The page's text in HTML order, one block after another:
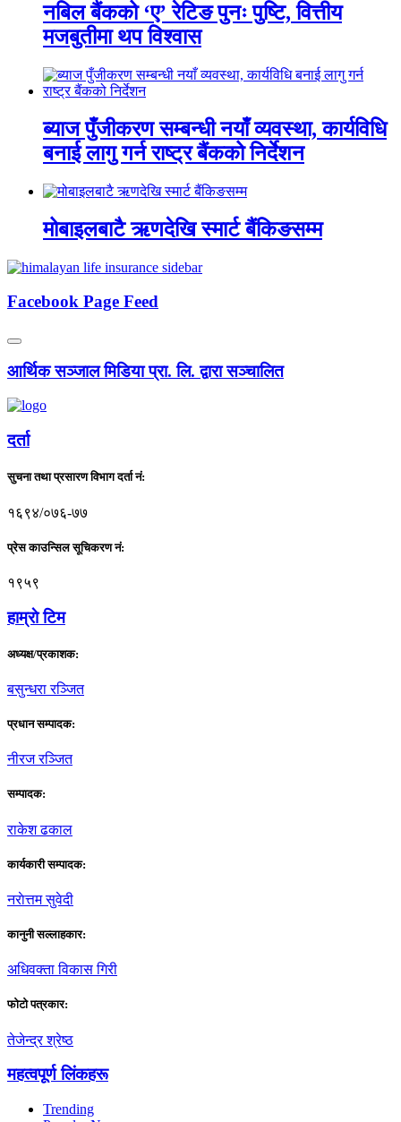
नबिल बैंकको ‘ए’ रेटिङ पुनः पुष्टि, वित्तीय
मजबुतीमा थप विश्वास
ब्याज पुँजीकरण सम्बन्धी नयाँ व्यवस्था, कार्यविधि
बनाई लागु गर्न राष्ट्र बैंकको निर्देशन
मोबाइलबाटै ऋणदेखि स्मार्ट बैंकिङसम्म
Facebook Page Feed
आर्थिक सञ्जाल मिडिया प्रा. लि. द्वारा सञ्चालित
दर्ता
सुचना तथा प्रसारण विभाग दर्ता नं:
१६९४/०७६-७७
प्रेस काउन्सिल सूचिकरण नं:
१९५९
हाम्राे टिम
अध्यक्ष/प्रकाशक:
बसुन्धरा रञ्जित
प्रधान सम्पादक:
नीरज रञ्जित
सम्पादक:
राकेश ढकाल
कार्यकारी सम्पादक:
नराेत्तम सुवेदी
कानुनी सल्लाहकार:
अधिवक्ता विकास गिरी
फाेटाे पत्रकार:
तेजेन्द्र श्रेष्ठ
महत्वपूर्ण लिंकहरू
Trending